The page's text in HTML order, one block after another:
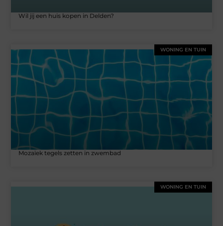
Wil jij een huis kopen in Delden?
WONING EN TUIN
Mozaïek tegels zetten in zwembad
WONING EN TUIN